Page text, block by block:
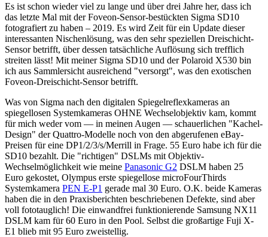
Es ist schon wieder viel zu lange und über drei Jahre her, dass ich
das letzte Mal mit der Foveon-Sensor-bestückten Sigma SD10
fotografiert zu haben – 2019. Es wird Zeit für ein Update dieser
interessanten Nischenlösung, was den sehr speziellen Dreischicht-
Sensor betrifft, über dessen tatsächliche Auflösung sich trefflich
streiten lässt! Mit meiner Sigma SD10 und der Polaroid X530 bin
ich aus Sammlersicht ausreichend "versorgt", was den exotischen
Foveon-Dreischicht-Sensor betrifft.
Was von Sigma nach den digitalen Spiegelreflexkameras an
spiegellosen Systemkameras OHNE Wechselobjektiv kam, kommt
für mich weder vom — in meinen Augen — schauerlichen "Kachel-
Design" der Quattro-Modelle noch von den abgerufenen eBay-
Preisen für eine DP1/2/3/s/Merrill in Frage. 55 Euro habe ich für die
SD10 bezahlt. Die "richtigen" DSLMs mit Objektiv-
Wechselmöglichkeit wie meine Panasonic G2 DSLM haben 25
Euro gekostet, Olympus erste spiegellose microFourThirds
Systemkamera PEN E-P1 gerade mal 30 Euro. O.K. beide Kameras
haben die in den Praxisberichten beschriebenen Defekte, sind aber
voll fototauglich! Die einwandfrei funktionierende Samsung NX11
DSLM kam für 60 Euro in den Pool. Selbst die großartige Fuji X-
E1 blieb mit 95 Euro zweistellig.